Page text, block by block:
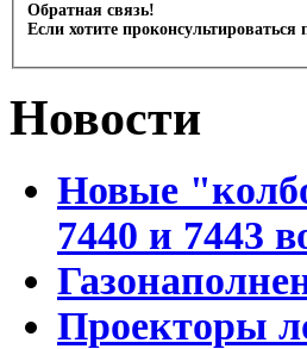
Обратная связь!
Если хотите
Новости
Новые
7440 и 7443
Проекторы